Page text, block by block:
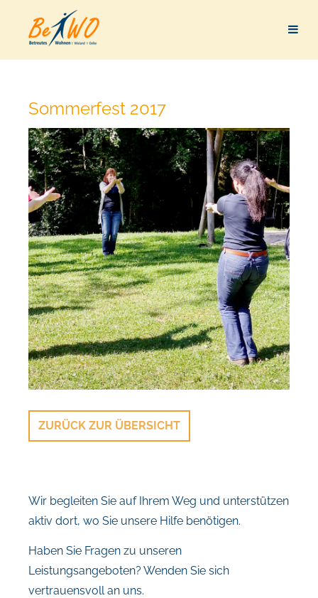
Sommerfest 2017
ZURÜCK ZUR ÜBERSICHT
Wir begleiten Sie auf Ihrem Weg und unterstützen
aktiv dort, wo Sie unsere Hilfe benötigen.
Haben Sie Fragen zu unseren
Leistungsangeboten? Wenden Sie sich
vertrauensvoll an uns.